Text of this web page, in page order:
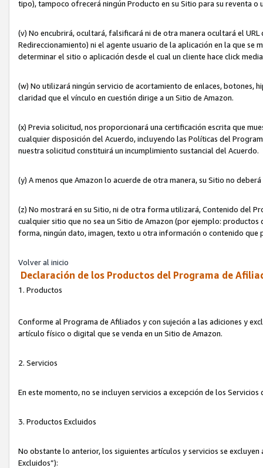
tipo), tampoco ofrecerá ningún Producto en su Sitio para su reventa o
(v) No encubrirá, ocultará, falsificará ni de otra manera ocultará el
Redireccionamiento) ni el agente usuario de la aplicación en la que
determinar el sitio o aplicación desde el cual un cliente hace click
(w) No utilizará ningún servicio de acortamiento de enlaces, botones,
claridad que el vínculo en cuestión dirige a un Sitio de Amazon.
(x) Previa solicitud, nos proporcionará una certificación escrita que
cualquier disposición del Acuerdo, incluyendo las Políticas del
nuestra solicitud constituirá un incumplimiento sustancial del Acuerdo.
(y) A menos que Amazon lo acuerde de otra manera, su Sitio no
(z) No mostrará en su Sitio, ni de otra forma utilizará, Contenido del
cualquier sitio que no sea un Sitio de Amazon (por ejemplo:
forma, ningún dato, imagen, texto u otra información o contenido
Volver al inicio
Declaración de los Productos del Programa de
1. Productos
Conforme al Programa de Afiliados y con sujeción a las adiciones y
artículo físico o digital que se venda en un Sitio de Amazon.
2. Servicios
En este momento, no se incluyen servicios a excepción de los
3. Productos Excluidos
No obstante lo anterior, los siguientes artículos y servicios se
Excluidos”):